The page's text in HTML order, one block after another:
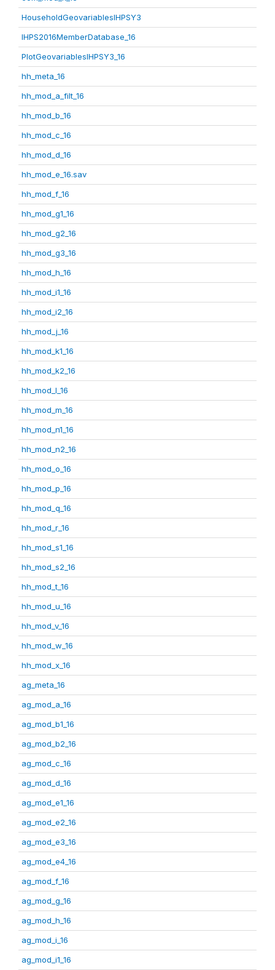
HouseholdGeovariablesIHPSY3
IHPS2016MemberDatabase_16
PlotGeovariablesIHPSY3_16
hh_meta_16
hh_mod_a_filt_16
hh_mod_b_16
hh_mod_c_16
hh_mod_d_16
hh_mod_e_16.sav
hh_mod_f_16
hh_mod_g1_16
hh_mod_g2_16
hh_mod_g3_16
hh_mod_h_16
hh_mod_i1_16
hh_mod_i2_16
hh_mod_j_16
hh_mod_k1_16
hh_mod_k2_16
hh_mod_l_16
hh_mod_m_16
hh_mod_n1_16
hh_mod_n2_16
hh_mod_o_16
hh_mod_p_16
hh_mod_q_16
hh_mod_r_16
hh_mod_s1_16
hh_mod_s2_16
hh_mod_t_16
hh_mod_u_16
hh_mod_v_16
hh_mod_w_16
hh_mod_x_16
ag_meta_16
ag_mod_a_16
ag_mod_b1_16
ag_mod_b2_16
ag_mod_c_16
ag_mod_d_16
ag_mod_e1_16
ag_mod_e2_16
ag_mod_e3_16
ag_mod_e4_16
ag_mod_f_16
ag_mod_g_16
ag_mod_h_16
ag_mod_i_16
ag_mod_i1_16